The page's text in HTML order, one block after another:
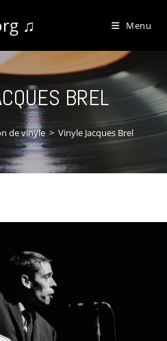
♫ Menu
BREL
de vinyle > Vinyle Jacques Brel